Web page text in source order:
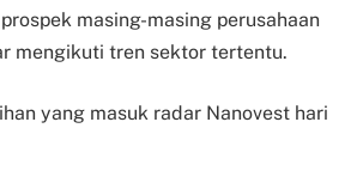
masing-masing perusahaan
mengikuti tren sektor tertentu.
yang masuk radar Nanovest hari